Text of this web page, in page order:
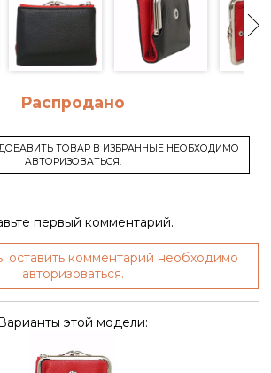
Распродано
ТОВАР В ИЗБРАННЫЕ НЕОБХОДИМО
АВТОРИЗОВАТЬСЯ.
первый комментарий.
оставить комментарий необходимо
авторизоваться.
этой модели: